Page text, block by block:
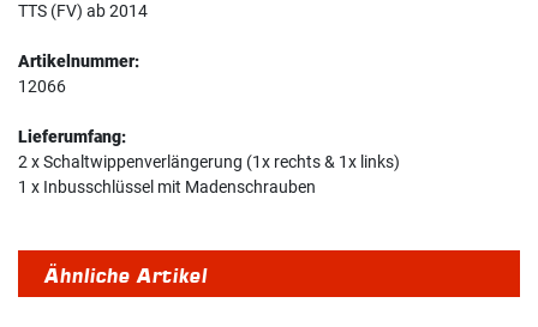
TTS (FV) ab 2014
Artikelnummer:
12066
Lieferumfang:
2 x Schaltwippenverlängerung (1x rechts & 1x links)
1 x Inbusschlüssel mit Madenschrauben
Ähnliche Artikel